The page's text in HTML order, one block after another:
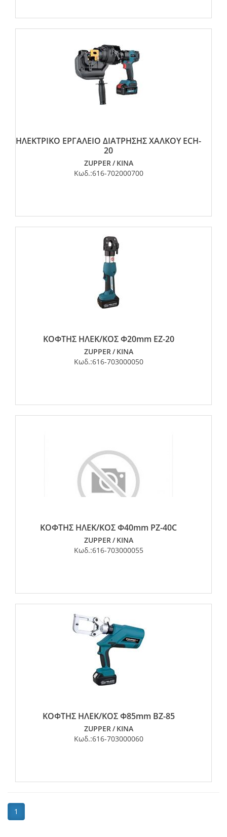
ΗΛΕΚΤΡΙΚΟ ΕΡΓΑΛΕΙΟ ΔΙΑΤΡΗΣΗΣ ΧΑΛΚΟΥ ECH-
20
ZUPPER/ ΚΙΝΑ
Κωδ.:616-702000700
ΚΟΦΤΗΣ ΗΛΕΚ/ΚΟΣ Φ20mm EZ-20
ZUPPER/ ΚΙΝΑ
Κωδ.:616-703000050
ΚΟΦΤΗΣ ΗΛΕΚ/ΚΟΣ Φ40mm PZ-40C
ZUPPER/ ΚΙΝΑ
Κωδ.:616-703000055
ΚΟΦΤΗΣ ΗΛΕΚ/ΚΟΣ Φ85mm BZ-85
ZUPPER/ ΚΙΝΑ
Κωδ.:616-703000060
1